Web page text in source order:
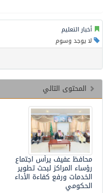
أخبار التعليم
لا يوجد وسوم
المحتوى التالي
محافظ عفيف يرأس اجتماع
رؤساء المراكز لبحث تطوير
الخدمات ورفع كفاءة الأداء
الحكومي